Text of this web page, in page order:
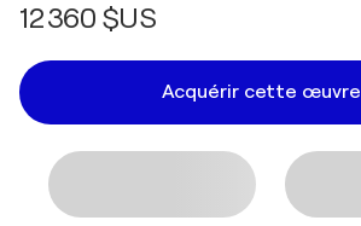
12 360 $US
Acquérir cette œuvre